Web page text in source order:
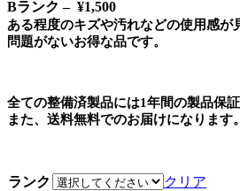
Bランク – ¥1,500
ある程度のキズや汚れなどの使用感が
問題がないお得な品です。
全ての整備済製品には1年間の製品保証
また、送料無料でのお届けになります。
ランク
クリア